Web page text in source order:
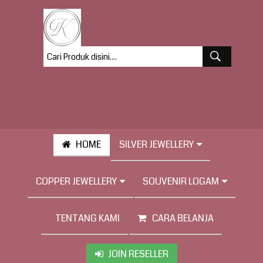
HOME SILVER JEWELLERY
COPPER JEWELLERY SOUVENIR LOGAM
TENTANG KAMI CARA BELANJA
JOIN RESELLER